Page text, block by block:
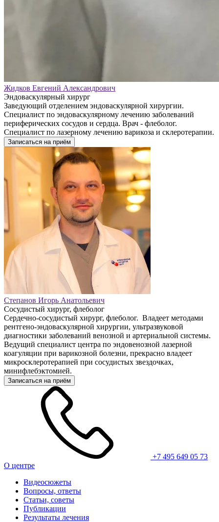
Жидков Евгений Александрович
Эндоваскулярный хирург
Заведующий отделением эндоваскулярной хирургии.
Специалист по эндоваскулярному лечению заболеваний
периферических сосудов и сердца. Врач - флеболог.
Специалист по лазерному лечению варикоза и склеротерапии.
Записаться на приём
Степанов Игорь Анатольевич
Сосудистый хирург, флеболог
Сердечно-сосудистый хирург, флеболог. Владеет методами
рентгено-эндоваскулярной хирургии, ультразвуковой
диагностики заболеваний венозной и артериальной системы.
Ведущий специалист центра по эндовенозной лазерной
коагуляции при варикозной болезни, прекрасно владеет
микросклеротерапией при сосудистых звездочках,
минифлебэктомией.
Записаться на приём
+7 495 649 05 73
О центре
Видеосюжеты
Вопросы, ответы
Статьи, советы
Публикации
Результаты лечения